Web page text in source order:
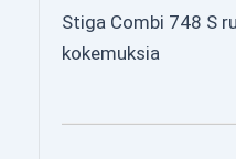
Stiga Combi 748 S
kokemuksia